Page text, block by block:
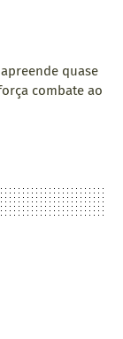
quase
combate ao